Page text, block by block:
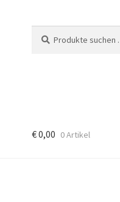
nach:
€0,00 0 Artikel